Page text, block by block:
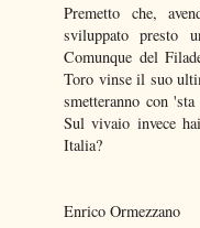
Premetto che,
sviluppato presto
Comunque del
Toro vinse il suo
smetteranno con
Sul vivaio invece
Italia?
Enrico Ormezzano